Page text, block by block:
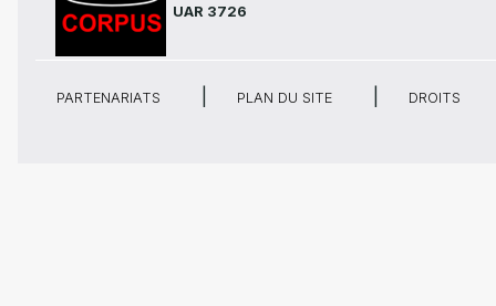
UAR 3726
PARTENARIATS PLAN DU SITE DROITS